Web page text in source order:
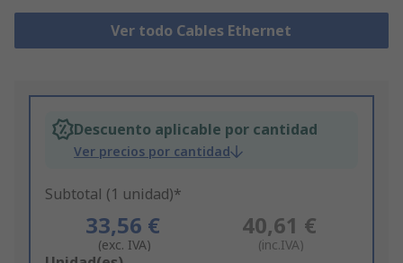
Ver todo Cables Ethernet
Descuento aplicable por cantidad
Ver precios por cantidad
Subtotal (1 unidad)*
33,56 €
(exc. IVA)
40,61 €
(inc.IVA)